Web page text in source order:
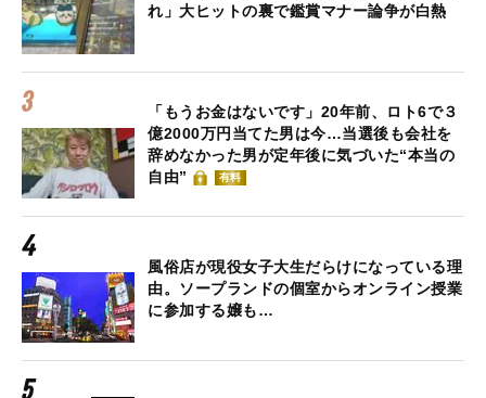
れ」大ヒットの裏で鑑賞マナー論争が白熱
「もうお金はないです」20年前、ロト6で３
億2000万円当てた男は今…当選後も会社を
辞めなかった男が定年後に気づいた“本当の
自由”
有料
風俗店が現役女子大生だらけになっている理
由。ソープランドの個室からオンライン授業
に参加する嬢も…